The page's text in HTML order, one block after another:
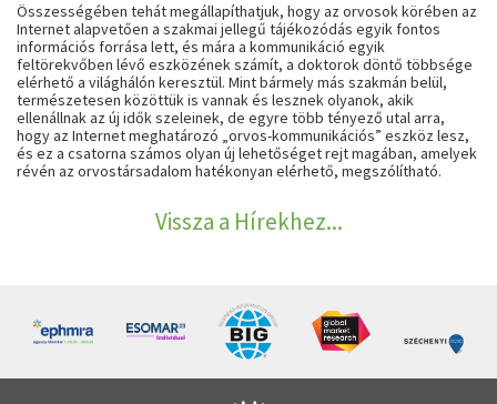
Összességében tehát megállapíthatjuk, hogy az orvosok körében az
Internet alapvetően a szakmai jellegű tájékozódás egyik fontos
információs forrása lett, és mára a kommunikáció egyik
feltörekvőben lévő eszközének számít, a doktorok döntő többsége
elérhető a világhálón keresztül. Mint bármely más szakmán belül,
természetesen közöttük is vannak és lesznek olyanok, akik
ellenállnak az új idők szeleinek, de egyre több tényező utal arra,
hogy az Internet meghatározó „orvos-kommunikációs” eszköz lesz,
és ez a csatorna számos olyan új lehetőséget rejt magában, amelyek
révén az orvostársadalom hatékonyan elérhető, megszólítható.
Vissza a Hírekhez...